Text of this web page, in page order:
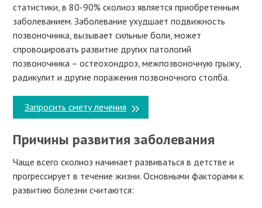
статистики, в 80-90% сколиоз является приобретенным
заболеванием. Заболевание ухудшает подвижность
позвоночника, вызывает сильные боли, может
спровоцировать развитие других патологий
позвоночника – остеохондроз, межпозвоночную грыжу,
радикулит и другие поражения позвоночного столба.
Запросить смету лечения
Причины развития заболевания
Чаще всего сколиоз начинает развиваться в детстве и
прогрессирует в течение жизни. Основными факторами к
развитию болезни считаются: